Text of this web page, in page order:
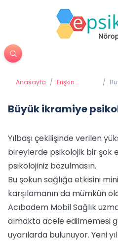
Anasayfa / Erişkin
/
Büyük ikramiye
Yılbaşı çekilişinde verilen
bireylerde psikolojik bir şok
psikolojiniz bozulmasın.
Bu şokun sağlığa etkisini
karşılamanın da mümkün
Acıbadem Mobil Sağlık
almakta acele edilmemesi
uyarılarda bulunuyor. Yeni